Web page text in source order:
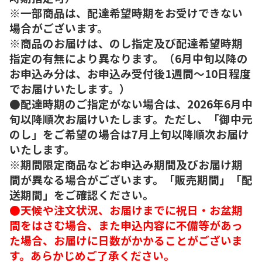
※一部商品は、配達希望時期をお受けできない
場合がございます。
※商品のお届けは、のし指定及び配達希望時期
指定の有無により異なります。（6月中旬以降の
お申込み分は、お申込み受付後1週間～10日程度
でお届けいたします。）
●配達時期のご指定がない場合は、2026年6月中
旬以降順次お届けいたします。ただし、「御中元
のし」をご希望の場合は7月上旬以降順次お届け
いたします。
※期間限定商品などお申込み期間及びお届け期
間が異なる場合がございます。「販売期間」「配
送期間」をご確認ください。
●天候や注文状況、お届けまでに祝日・お盆期
間をはさむ場合、また申込内容に不備等があっ
た場合、お届けに日数がかかることがございま
す。あらかじめご了承ください。